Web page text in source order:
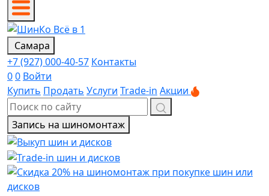
Самара
+7 (927) 000-40-57 Контакты
00 Войти
Купить Продать Услуги Trade-in Акции
Запись на шиномонтаж